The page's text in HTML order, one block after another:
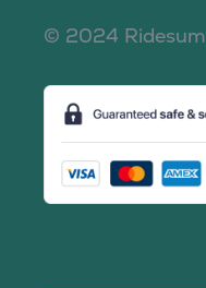
© 2024 Ridesum